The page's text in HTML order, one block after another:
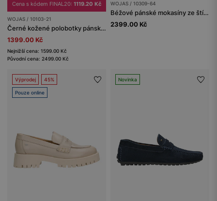
Cena s kódem FINAL20: 1119.20 Kč
WOJAS / 10103-21
Černé kožené polobotky pánské s perforací
1399.00 Kč
Nejnižší cena: 1599.00 Kč
Původní cena: 2499.00 Kč
WOJAS / 10309-64
Béžové pánské mokasíny ze štípenky
2399.00 Kč
Výprodej 45%
Pouze online
Novinka